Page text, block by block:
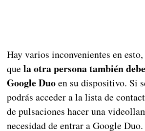
Hay varios inconvenientes en
que la otra persona también
Google Duoen su dispositivo. Si
podrás acceder a la lista de
de pulsaciones hacer una
necesidad de entrar a Google